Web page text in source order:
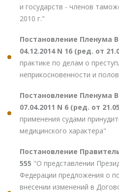
и государств - членов
2010 г."
Постановление Пленума
04.12.2014 N 16 (ред. от
практике по делам о
неприкосновенности и
Постановление Пленума
07.04.2011 N 6 (ред. от
применения судами
медицинского характера"
Постановление
555 "О представлении
Федерации предложения о
внесении изменений в